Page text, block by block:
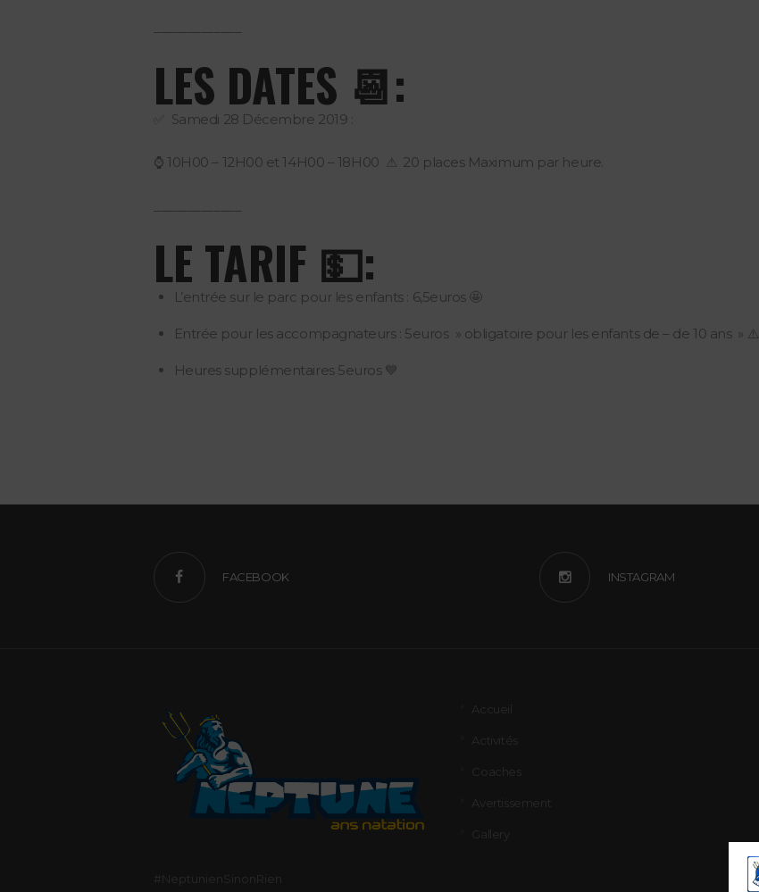
LES DATES 📆:
✅ Samedi 28 Décembre 2019 :
⌚️ 10H00 – 12H00 et 14H00 – 18H00 ⚠ 20 places Maximum par heure.
LE TARIF 💵:
L’entrée sur le parc pour les enfants : 6,5euros 🤩
Entrée pour les accompagnateurs : 5euros » obligatoire pour les enfants de – de 10 ans » ⚠️
Heures supplémentaires 5euros 💙
FACEBOOK INSTAGRAM